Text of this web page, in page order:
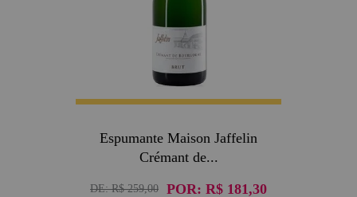
Espumante Maison Jaffelin
Crémant de...
DE:R$ 259,00 POR: R$ 181,30